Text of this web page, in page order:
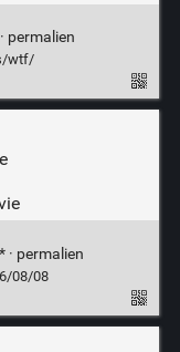
permalien
wtf/
· permalien
08/08